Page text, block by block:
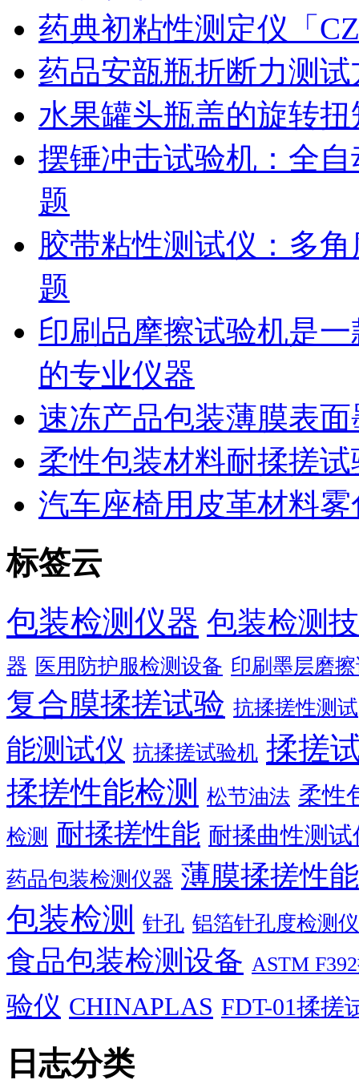
药典初粘性测定仪「
药品安瓿瓶折断力测
水果罐头瓶盖的旋转
摆锤冲击试验机：全
题
胶带粘性测试仪：多
题
印刷品摩擦试验机是
的专业仪器
速冻产品包装薄膜表
柔性包装材料耐揉搓
汽车座椅用皮革材料
标签云
包装检测仪器 包装检测
器 医用防护服检测设备 印刷墨层磨
复合膜揉搓试验 抗揉搓性测试
能测试仪 抗揉搓试验机 揉搓
揉搓性能检测
松节油法 柔性
检测 耐揉搓性能 耐揉曲性测试
药品包装检测仪器 薄膜揉搓性
包装检测 针孔 铝箔针孔度检测
食品包装检测设备 ASTM
验仪 CHINAPLAS FDT-01揉搓
日志分类